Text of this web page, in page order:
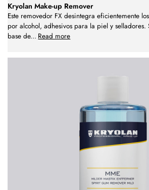
Kryolan Make-up Remover
Este removedor FX desintegra eficientemente
por alcohol, adhesivos para la piel y
base de... Read more